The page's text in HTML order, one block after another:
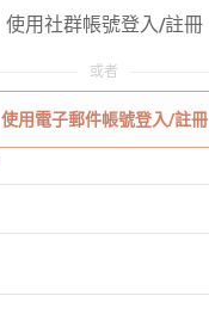
使用社群帳號登入/註冊
或者
使用電子郵件帳號登入/註冊